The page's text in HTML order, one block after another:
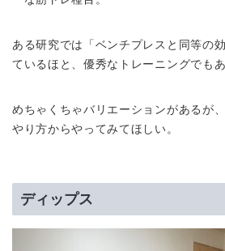
ある研究では「ベンチプレスと同等の
ているほと、優秀なトレーニングでもあ
めちゃくちゃバリエーションがあるが
やり方からやってみてほしい。
ディップス